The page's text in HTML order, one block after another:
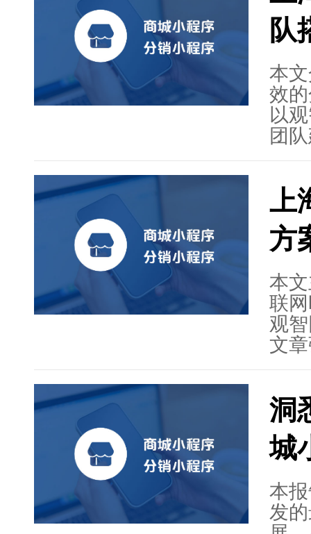
程
多
序
观
展
供
队
本
效
以
团
来
细
与
总
序
上
方
本
联
观
文
理
力
适
捷
洞
城
本
发